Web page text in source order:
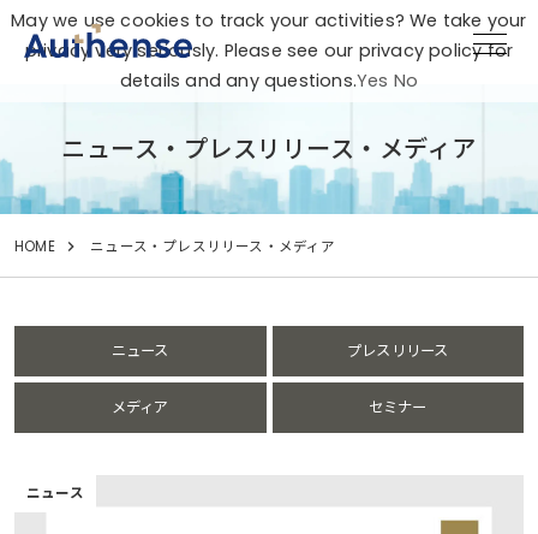
ニュース・プレスリリース・メディア
HOME ニュース・プレスリリース・メディア
ニュース プレスリリース
メディア セミナー
ニュース
May we use cookies to track your activities? We take your
privacy very seriously. Please see our privacy policy for
details and any questions.Yes No